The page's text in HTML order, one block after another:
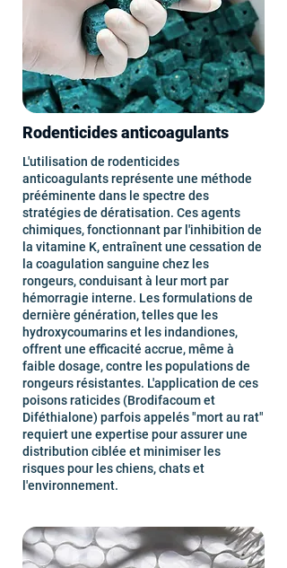
Rodenticides anticoagulants
L'utilisation de rodenticides
anticoagulants représente une méthode
prééminente dans le spectre des
stratégies de dératisation. Ces agents
chimiques, fonctionnant par l'inhibition de
la vitamine K, entraînent une cessation de
la coagulation sanguine chez les
rongeurs, conduisant à leur mort par
hémorragie interne. Les formulations de
dernière génération, telles que les
hydroxycoumarins et les indandiones,
offrent une efficacité accrue, même à
faible dosage, contre les populations de
rongeurs résistantes. L'application de ces
poisons raticides (Brodifacoum et
Diféthialone) parfois appelés "mort au rat"
requiert une expertise pour assurer une
distribution ciblée et minimiser les
risques pour les chiens, chats et
l'environnement.